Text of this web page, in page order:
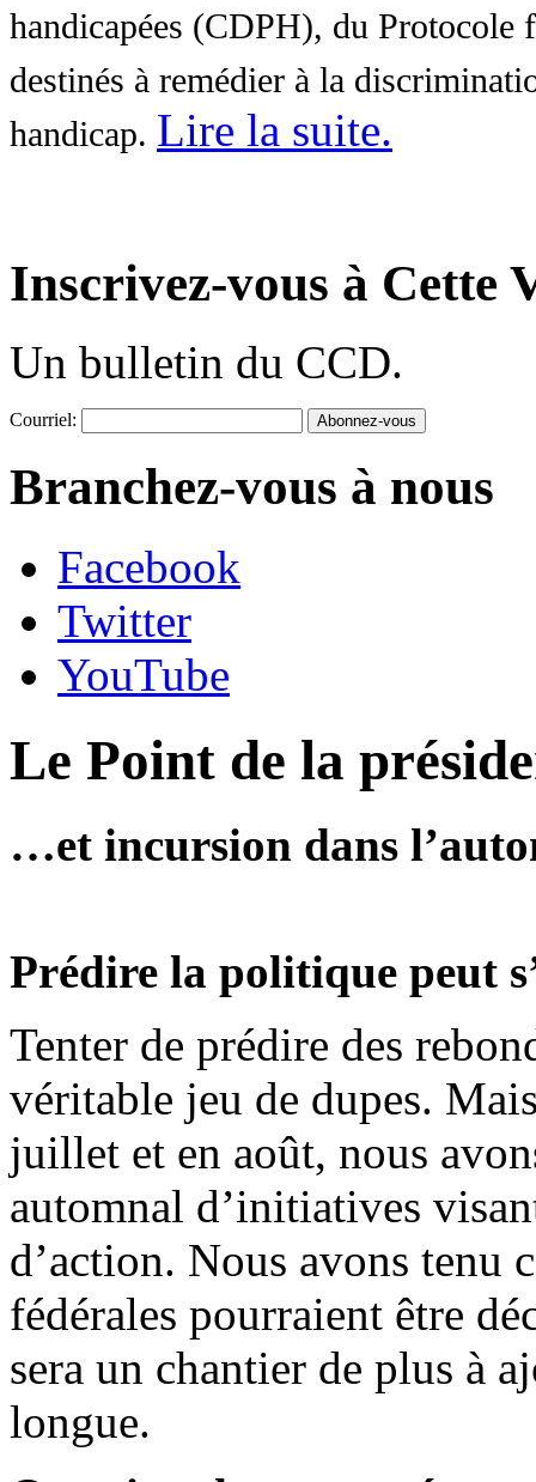
handicapées (CDPH), du Protocole
destinés à remédier à la
handicap. Lire la suite.
Inscrivez-vous à Cette
Un bulletin du CCD.
Courriel:
Branchez-vous à nous
Facebook
Twitter
YouTube
Le Point de la
…et incursion dans
Prédire la politique peut
Tenter de prédire des
véritable jeu de dupes.
juillet et en août, nous
automnal d’initiatives
d’action. Nous avons tenu
fédérales pourraient être
sera un chantier de plus à
longue.